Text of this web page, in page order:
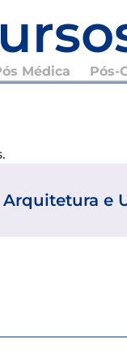
Médica Pós-
Arquitetura e